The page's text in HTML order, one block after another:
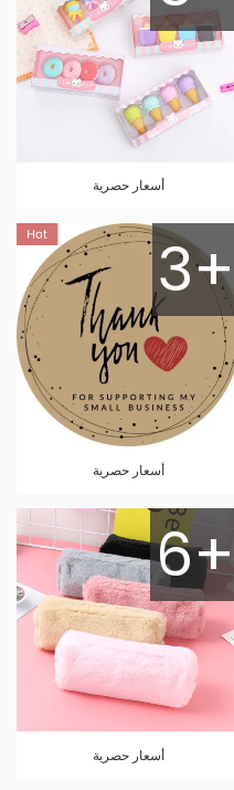
أسعار حصرية
3+
أسعار حصرية
6+
أسعار حصرية